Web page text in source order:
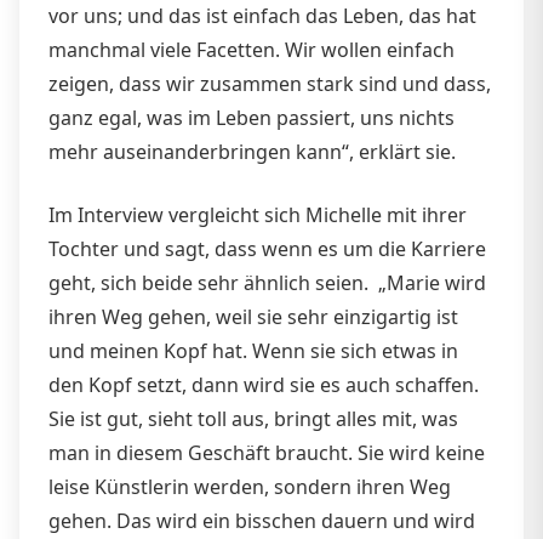
vor uns; und das ist einfach das Leben, das hat
manchmal viele Facetten. Wir wollen einfach
zeigen, dass wir zusammen stark sind und dass,
ganz egal, was im Leben passiert, uns nichts
mehr auseinanderbringen kann“, erklärt sie.
Im Interview vergleicht sich Michelle mit ihrer
Tochter und sagt, dass wenn es um die Karriere
geht, sich beide sehr ähnlich seien. „Marie wird
ihren Weg gehen, weil sie sehr einzigartig ist
und meinen Kopf hat. Wenn sie sich etwas in
den Kopf setzt, dann wird sie es auch schaffen.
Sie ist gut, sieht toll aus, bringt alles mit, was
man in diesem Geschäft braucht. Sie wird keine
leise Künstlerin werden, sondern ihren Weg
gehen. Das wird ein bisschen dauern und wird